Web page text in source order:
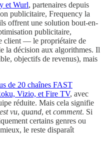
et Wurl, partenaires depuis
publicitaire, Frequency la
offrent une solution bout-en-
publicitaire,
client — le propriétaire de
la décision aux algorithmes. Il
objectifs de revenus), mais
de 20 chaînes FAST
Vizio, et Fire TV, avec
réduite. Mais cela signifie
vu, quand, et comment. Si
certains genres ou
le reste disparaît